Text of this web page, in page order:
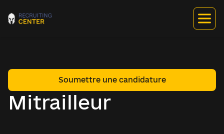
Mitrailleur
Soumettre une candidature